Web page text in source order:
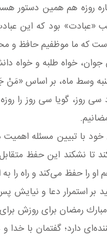
روزه هم همین دستور
«عبادت» بود كه این
كه ما موظفیم حافظ و
جوان، خواه طلبه و
وسط ماه، بر اساس «مَنْ
سی روز، گویا سی روز را
با تبیین مسئله
تا نشکند این حفظ
را حفظ می‌كند و راه را
بر استمرار دعا و
رمضان برای روزش
دارد؛ گفتمان با